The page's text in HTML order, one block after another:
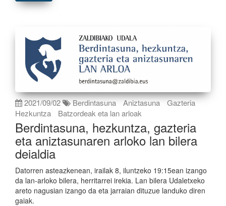
2021/09/02 Berdintasuna Aniztasuna
Gazteria
Hezkuntza
Batzordeak eta lan arloak
Berdintasuna, hezkuntza, gazteria
eta aniztasunaren arloko lan bilera
deialdia
Datorren asteazkenean, irailak 8, iluntzeko 19:15ean izango
da lan-arloko bilera, herritarrei irekia. Lan bilera Udaletxeko
areto nagusian izango da eta jarraian dituzue landuko diren
gaiak.